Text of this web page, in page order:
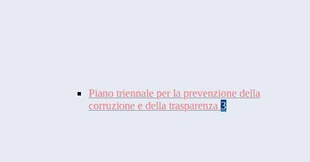
Piano triennale per la prevenzione della
corruzione e della trasparenza 3